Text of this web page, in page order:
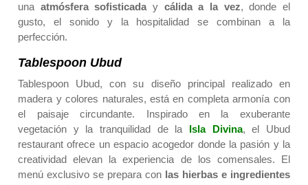
una atmósfera sofisticada y cálida a la vez, donde el
gusto, el sonido y la hospitalidad se combinan a la
perfección.
Tablespoon Ubud
Tablespoon Ubud, con su diseño principal realizado en
madera y colores naturales, está en completa armonía con
el paisaje circundante. Inspirado en la exuberante
vegetación y la tranquilidad de la Isla Divina, el Ubud
restaurant ofrece un espacio acogedor donde la pasión y la
creatividad elevan la experiencia de los comensales. El
menú exclusivo se prepara con las hierbas e ingredientes